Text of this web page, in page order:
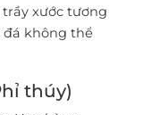
xước tương
không thể
thúy)